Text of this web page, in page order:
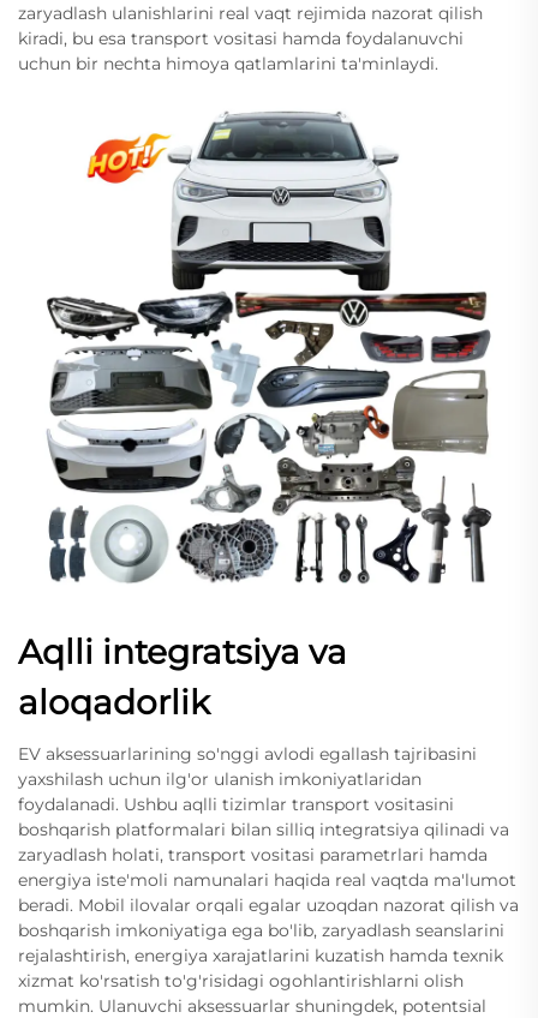
zaryadlash ulanishlarini real vaqt rejimida nazorat qilish
kiradi, bu esa transport vositasi hamda foydalanuvchi
uchun bir nechta himoya qatlamlarini ta'minlaydi.
Aqlli integratsiya va
aloqadorlik
EV aksessuarlarining so'nggi avlodi egallash tajribasini
yaxshilash uchun ilg'or ulanish imkoniyatlaridan
foydalanadi. Ushbu aqlli tizimlar transport vositasini
boshqarish platformalari bilan silliq integratsiya qilinadi va
zaryadlash holati, transport vositasi parametrlari hamda
energiya iste'moli namunalari haqida real vaqtda ma'lumot
beradi. Mobil ilovalar orqali egalar uzoqdan nazorat qilish va
boshqarish imkoniyatiga ega bo'lib, zaryadlash seanslarini
rejalashtirish, energiya xarajatlarini kuzatish hamda texnik
xizmat ko'rsatish to'g'risidagi ogohlantirishlarni olish
mumkin. Ulanuvchi aksessuarlar shuningdek, potentsial